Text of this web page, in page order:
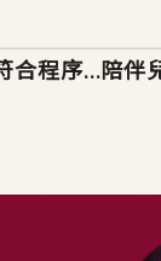
合程序...陪伴